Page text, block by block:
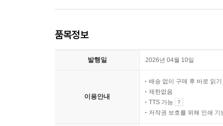
품목정보
발행일 2026년 04월 10일
이용안내
배송 없이 구매 후 바로 읽기
제한없음
TTS 가능
저작권 보호를 위해 인쇄 기